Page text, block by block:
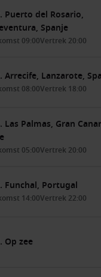
Puerto del Rosario,
Spanje
09:00Vertrek 20:00
Arrecife, Lanzarote,
08:00Vertrek 18:00
Las Palmas, Gran
05:00Vertrek 20:00
Funchal, Portugal
14:00Vertrek 22:00
Op zee